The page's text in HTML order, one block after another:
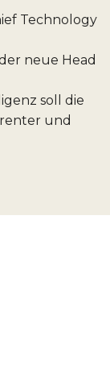
Technology
neue Head
soll die
und